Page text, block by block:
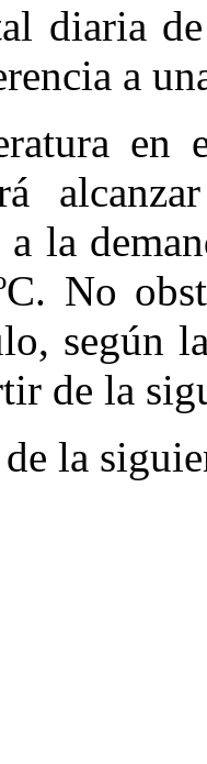
diaria
a
la
No
según
de la
la